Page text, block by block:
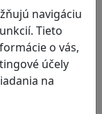
navigáciu
Tieto
o vás,
účely
na